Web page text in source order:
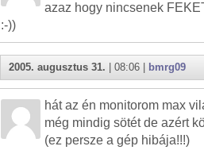
azaz hogy nincsenek
:-))
2005. augusztus 31. | 08:06 | bmrg09
hát az én monitorom max
még mindig sötét de azért
(ez persze a gép hibája!!!)